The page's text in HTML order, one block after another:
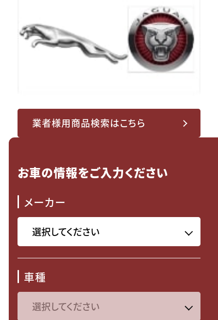
業者様用商品検索はこちら
お車の情報をご入力ください
メーカー
車種